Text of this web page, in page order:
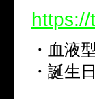
・血液
・誕生